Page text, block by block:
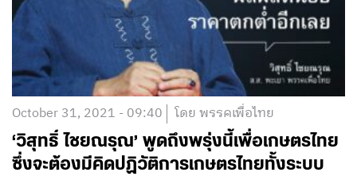
October 31, 2021 - 09:40 โดย พรรคเพื่อไทย
‘วิสุทธิ์ ไชยณรุณ’ พูดถึงพรุ่งนี้เพื่อเกษตรไทย
ซึ่งจะต้องมีคิดปฏิวัติการเกษตรไทยทั้งระบบ